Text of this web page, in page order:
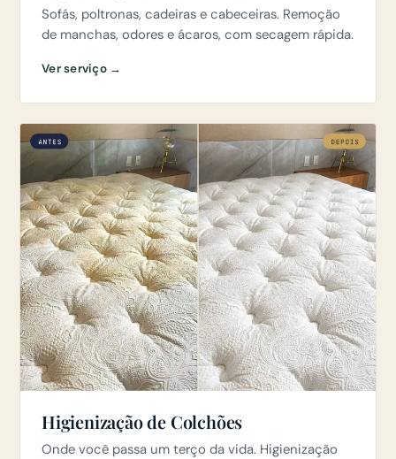
Sofás, poltronas, cadeiras e cabeceiras. Remoção
de manchas, odores e ácaros, com secagem rápida.
Ver serviço →
Higienização de Colchões
Onde você passa um terço da vida. Higienização